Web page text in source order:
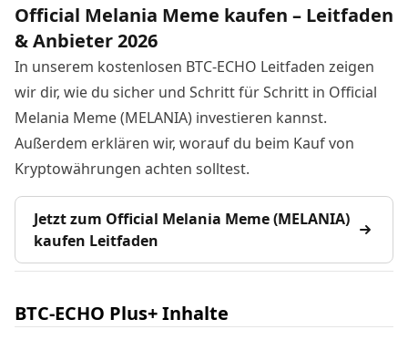
Official Melania Meme kaufen – Leitfaden
& Anbieter 2026
In unserem kostenlosen BTC-ECHO Leitfaden zeigen
wir dir, wie du sicher und Schritt für Schritt in Official
Melania Meme (MELANIA) investieren kannst.
Außerdem erklären wir, worauf du beim Kauf von
Kryptowährungen achten solltest.
Jetzt zum Official Melania Meme (MELANIA)
kaufen Leitfaden
BTC-ECHO Plus+ Inhalte